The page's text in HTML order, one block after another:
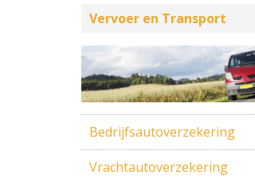
Vervoer en Transport
Bedrijfsautoverzekering
Vrachtautoverzekering